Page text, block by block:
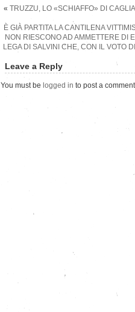
« TRUZZU, LO «SCHIAFFO» DI
È GIÀ PARTITA LA CANTILENA
NON RIESCONO AD AMMETTERE DI
LEGA DI SALVINI CHE, CON IL VOTO
Leave a Reply
You must be logged in to post a